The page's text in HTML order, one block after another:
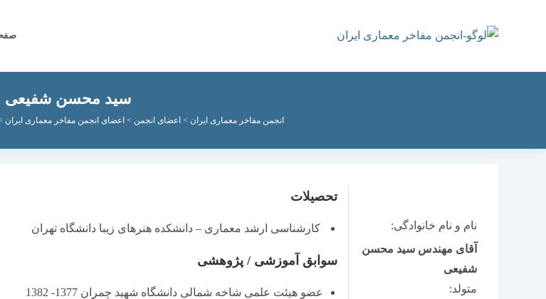
سید محسن شفیعی
انجمن مفاخر معماری ایران > اعضای انجمن > اعضای انجمن مفاخر معماری ایران
نام و نام خانوادگی:
آقای مهندس سید محسن
شفیعی
متولد:
تحصیلات
کارشناسی ارشد معماری – دانشکده هنرهای زیبا دانشگاه تهران
سوابق آموزشی / پژوهشی
عضو هیئت علمی شاخه شمالی دانشگاه شهید چمران 1377- 1382